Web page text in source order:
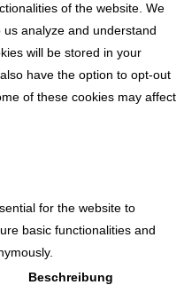
of the website. We
analyze and understand
will be stored in your
have the option to opt-out
of these cookies may affect
for the website to
basic functionalities and
Beschreibung